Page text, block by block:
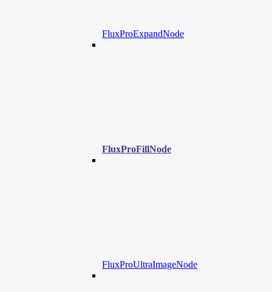
FluxProExpandNode
FluxProFillNode
FluxProUltraImageNode